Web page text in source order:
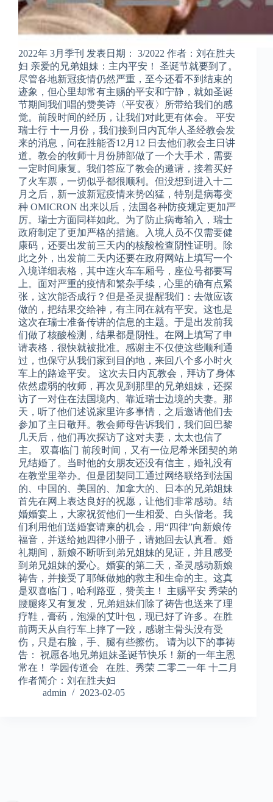
2022年 3月季刊 发表日期： 3/2022 作者：刘在胜夫
妇 亲爱的兄弟姐妹：主内平安！ 圣诞节就要到了。
尽管各地新冠疫情仍然严重，至今还看不到结束的
迹象，但心里却常有主赐的平安和宁静，就如圣诞
节期间我们唱的赞美诗〈平安夜〉所带给我们的感
觉。前段时间的经历，让我们对此更有体会。 平安
瑞士行 十一月份，我们接到日内瓦华人圣经教会发
来的消息，问在胜能否12月12 日去他们教会主日讲
道。教会的牧师十月份肺部做了一个大手术，需要
一定时间康复。我们答应了教会的邀请，接着买好
了火车票，一切似乎都很顺利。但没想到进入十二
月之后，新一波新冠疫情来势凶猛，特别是病毒变
种 OMICRON 出来以后，法国各种防疫规定更加严
厉。瑞士方面同样如此。为了防止病毒输入，瑞士
政府制定了更加严格的措施。入境人员不仅需要健
康码，还要出发前三天内的核酸检查阴性证明。除
此之外，出发前二天内还要在政府网站上填写一个
入境详细表格，其中连火车车厢号，座位号都要写
上。面对严重的疫情和繁杂手续，心里的确有点紧
张，这次能否成行？但是圣灵提醒我们：去做应该
做的，把结果交给神，有主同在就有平安。这也是
这次在瑞士准备传讲的信息的主题。于是出发前我
们做了核酸检测，结果都是阴性。在网上填写了申
请表格，很快就被批准。感谢主不仅使这些顺利通
过，也保守从我们家到目的地，来回八个多小时火
车上的路途平安。 这次去日内瓦教会，拜访了身体
依然虚弱的牧师，再次见到那里的兄弟姐妹，还探
访了一对住在法国境内、靠近瑞士边境的夫妻。那
天，听了他们述说家里许多事情，之后邀请他们去
参加了主日敬拜。教会师母告诉我们，我们回巴黎
几天后，他们再次探访了这对夫妻，太太也信了
主。 双喜临门 前段时间，又有一位尼希米团契的弟
兄结婚了。当时他的女朋友还没有信主，婚礼没有
在教堂里举办。但是团契同工通过网络联络到法国
的、中国的、美国的、加拿大的、日本的兄弟姐妹
首先在网上表达良好的祝愿，让他们非常感动。结
婚婚宴上，大家祝贺他们一生相爱、白头偕老。我
们利用他们送婚宴请柬的机会，用“四律”向新娘传
福音，并送给她四律小册子，请她回去认真看。婚
礼期间，新娘不断听到弟兄姐妹的见证，并且感受
到弟兄姐妹的爱心。婚宴的第二天，圣灵感动新娘
祷告，并接受了耶稣做她的救主和生命的主。这真
是双喜临门，哈利路亚，赞美主！ 主赐平安 秀荣的
腰腿疼又有复发，兄弟姐妹们除了祷告也送来了理
疗鞋，膏药，泡澡的艾叶包，现已好了许多。在胜
前两天从自行车上摔了一跤，感谢主骨头没有受
伤，只是右脸，手、腿有些擦伤。 请为以下的事祷
告： 祝愿各地兄弟姐妹圣诞节快乐！新的一年主恩
常在！ 学园传道会 在胜、秀荣 二零二一年 十二月
作者简介：刘在胜夫妇
admin
2023-02-05